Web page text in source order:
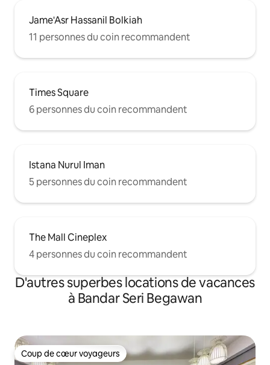
Jame'Asr Hassanil Bolkiah
11 personnes du coin recommandent
Times Square
6 personnes du coin recommandent
Istana Nurul Iman
5 personnes du coin recommandent
The Mall Cineplex
4 personnes du coin recommandent
D'autres superbes locations de vacances
à Bandar Seri Begawan
Coup de cœur voyageurs
Coup de cœur voyageurs